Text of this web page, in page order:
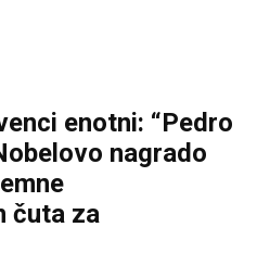
enotni: “Pedro
nagrado
čuta za